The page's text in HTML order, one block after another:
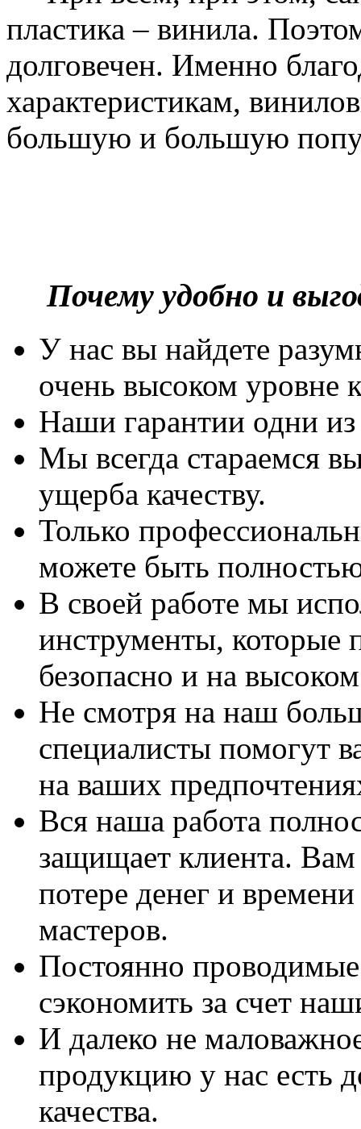
пластика – винила.
долговечен. Именно
характеристикам,
большую и большую
Почему удобно и
У нас вы найдете
очень высоком уровне
Наши гарантии одни
Мы всегда стараемся
ущерба качеству.
Только
можете быть
В своей работе мы
инструменты, которые
безопасно и на
Не смотря на наш
специалисты помогут
на ваших
Вся наша работа
защищает клиента. Вам
потере денег и
мастеров.
Постоянно
сэкономить за счет
И далеко не
продукцию у нас есть
качества.